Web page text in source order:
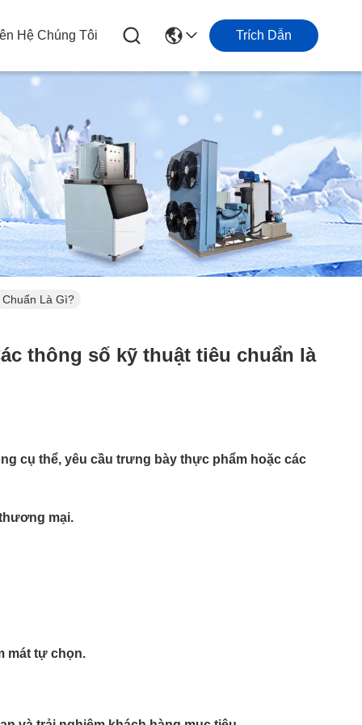
Hệ Chúng Tôi Trích Dẫn
Là Gì?
thông số kỹ thuật tiêu chuẩn là
cụ thể, yêu cầu trưng bày thực phẩm hoặc các
mại.
mát tự chọn.